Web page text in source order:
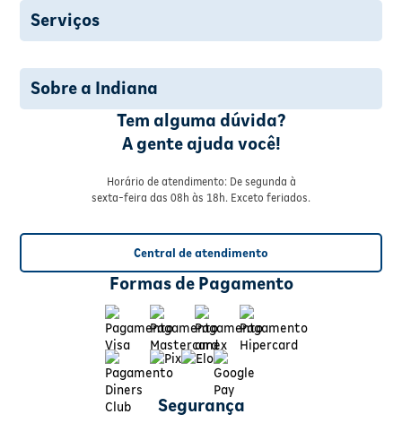
Serviços
Sobre a Indiana
Tem alguma dúvida?
A gente ajuda você!
Horário de atendimento: De segunda à
sexta-feira das 08h às 18h. Exceto feriados.
Central de atendimento
Formas de Pagamento
Segurança